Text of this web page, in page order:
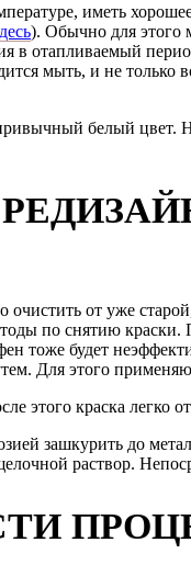
иметь
). Обычно для этого
в отапливаемый
мыть, и не
белый цвет.
от уже
по снятию
будет
Для этого
этого краска легко
зашкурить до
раствор.